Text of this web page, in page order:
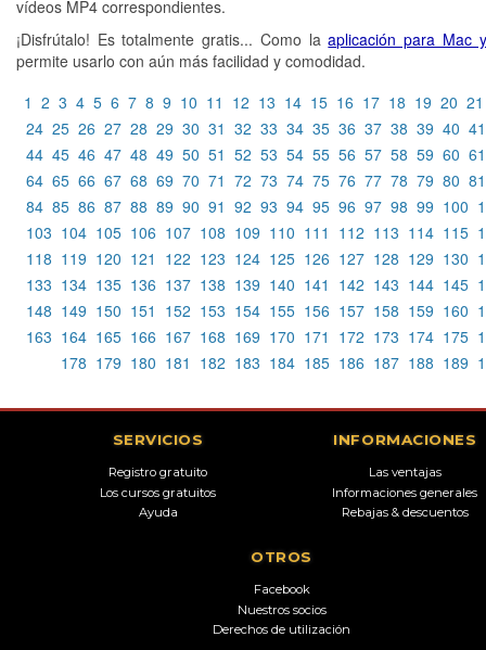
vídeos MP4 correspondientes.
¡Disfrútalo! Es totalmente gratis... Como laaplicación para Mac
permite usarlo con aún más facilidad y comodidad.
1 2 3 4 5 6 7 8 9 10 11 12 13 14 15 16 17 18 19 20 21
24 25 26 27 28 29 30 31 32 33 34 35 36 37 38 39 40 41
44 45 46 47 48 49 50 51 52 53 54 55 56 57 58 59 60 61
64 65 66 67 68 69 70 71 72 73 74 75 76 77 78 79 80 81
84 85 86 87 88 89 90 91 92 93 94 95 96 97 98 99 100
103 104 105 106 107 108 109 110 111 112 113 114 115
118 119 120 121 122 123 124 125 126 127 128 129 130
133 134 135 136 137 138 139 140 141 142 143 144 145
148 149 150 151 152 153 154 155 156 157 158 159 160
163 164 165 166 167 168 169 170 171 172 173 174 175
178 179 180 181 182 183 184 185 186 187 188 189
SERVICIOS
Registro gratuito
Los cursos gratuitos
Ayuda
INFORMACIONES
Las ventajas
Informaciones generales
Rebajas & descuentos
OTROS
Facebook
Nuestros socios
Derechos de utilización